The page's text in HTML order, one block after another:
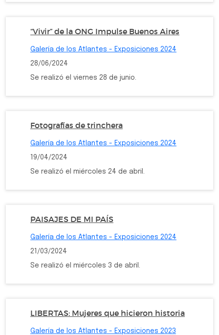
“Vivir” de la ONG Impulse Buenos Aires
Galería de los Atlantes - Exposiciones 2024
28/06/2024
Se realizó el viernes 28 de junio.
Fotografías de trinchera
Galería de los Atlantes - Exposiciones 2024
19/04/2024
Se realizó el miércoles 24 de abril.
PAISAJES DE MI PAÍS
Galería de los Atlantes - Exposiciones 2024
21/03/2024
Se realizó el miércoles 3 de abril.
LIBERTAS: Mujeres que hicieron historia
Galería de los Atlantes - Exposiciones 2023